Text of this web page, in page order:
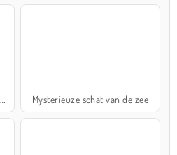
Mysterieuze schat van de zee